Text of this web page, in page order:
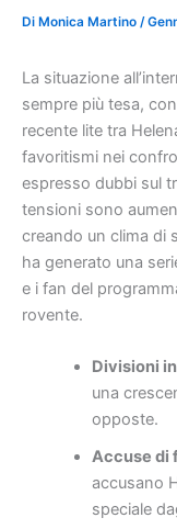
Di Monica Martino /
La situazione
sempre più tesa,
recente lite tra
favoritismi nei
espresso dubbi sul
tensioni sono
creando un clima di
ha generato una
e i fan del
rovente.
Divisioni
una
opposte.
Accuse di
accusano
speciale